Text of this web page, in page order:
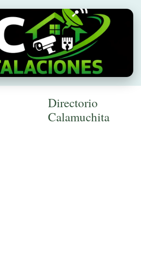
Directorio
Calamuchita